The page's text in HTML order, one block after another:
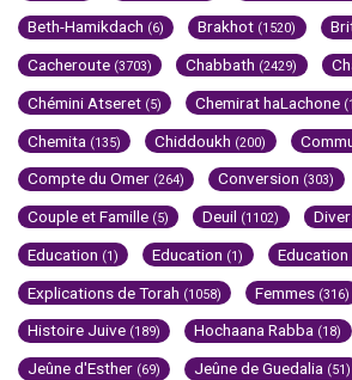
Beth-Hamikdach (6) Brakhot (1520)
Cacheroute (3703) Chabbath (2429)
Chémini Atseret (5) Chemirat haLachone
Chemita (135) Chiddoukh (200)
Compte du Omer (264) Conversion (303)
Couple et Famille (5) Deuil (1102)
Education (1) Education (1)
Explications de Torah (1058) Femmes (316)
Histoire Juive (189) Hochaana Rabba (18)
Jeûne d'Esther (69) Jeûne de Guedalia (51)